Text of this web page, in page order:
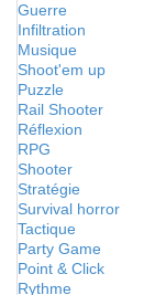
Guerre
Infiltration
Musique
Shoot'em up
Puzzle
Rail Shooter
Réflexion
RPG
Shooter
Stratégie
Survival horror
Tactique
Party Game
Point & Click
Rythme